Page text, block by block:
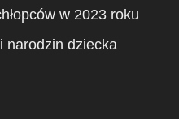
w 2023 roku
narodzin dziecka